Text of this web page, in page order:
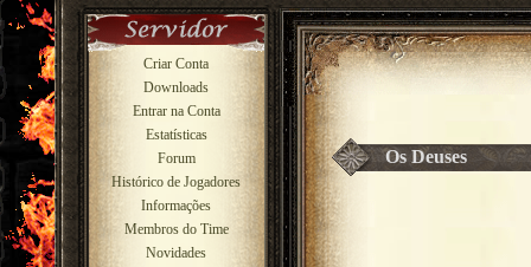
Criar Conta
Downloads
Entrar na Conta
Estatísticas
Forum
Histórico de Jogadores
Informações
Membros do Time
Novidades
Os Deuses